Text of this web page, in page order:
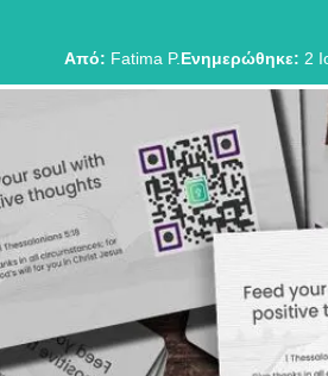
Από: Fatima P.Ενημερώθηκε: 2